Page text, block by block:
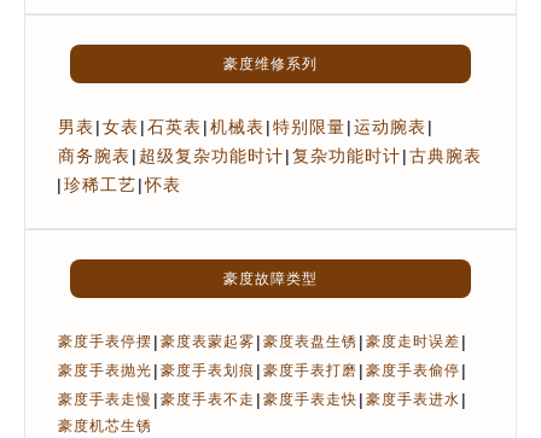
豪度维修系列
男表|女表|石英表|机械表|特别限量|运动腕表|
商务腕表| 超级复杂功能时计|复杂功能时计|古典腕表
|珍稀工艺|怀表
豪度故障类型
豪度手表停摆 | 豪度表蒙起雾 | 豪度表盘生锈 | 豪度走时误差 |
豪度手表抛光 | 豪度手表划痕 | 豪度手表打磨 | 豪度手表偷停 |
豪度手表走慢 | 豪度手表不走 | 豪度手表走快 | 豪度手表进水 |
豪度机芯生锈